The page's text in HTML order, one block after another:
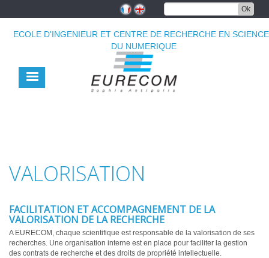
principal
Ok
ECOLE D'INGENIEUR ET CENTRE DE RECHERCHE EN
DU NUMERIQUE
VALORISATION
FACILITATION ET ACCOMPAGNEMENT DE LA
VALORISATION DE LA RECHERCHE
A EURECOM, chaque scientifique est responsable de la valorisation de ses
recherches. Une organisation interne est en place pour faciliter la gestion
des contrats de recherche et des droits de propriété intellectuelle.